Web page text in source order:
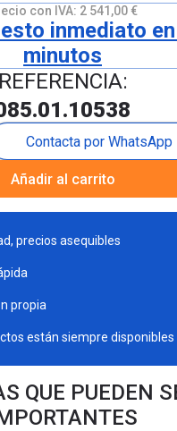
con IVA: 2 541,00 €
inmediato
minutos
REFERENCIA:
Contacta por WhatsApp
Añadir al carrito
precios asequibles
propia
están siempre disponibles
QUE PUEDEN